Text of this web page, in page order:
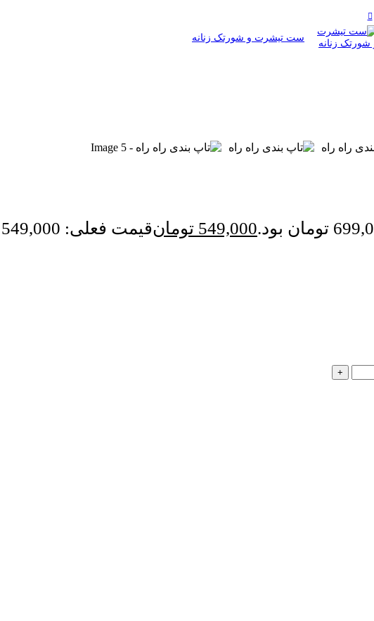
ست تیشرت و شورتک زنانه
549,000 تومانقیمت فعلی: 549,000 تومان.